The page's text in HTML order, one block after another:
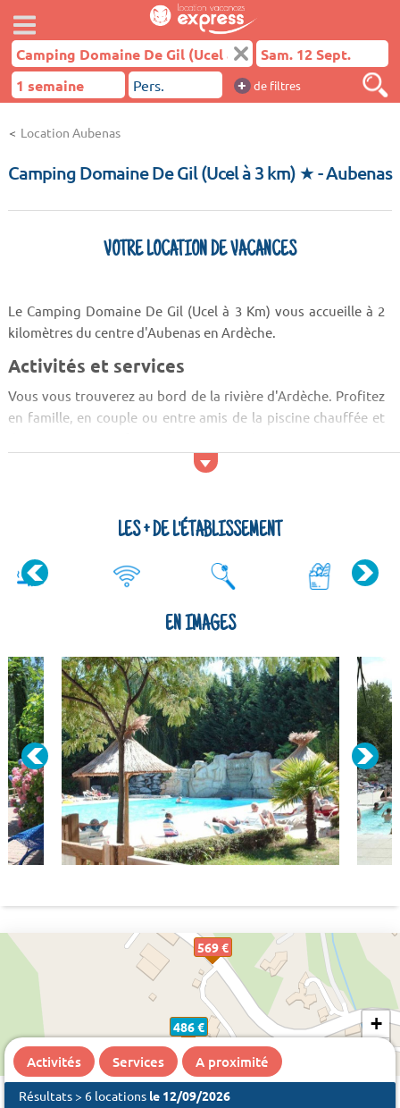
+ de filtres
Location Aubenas
Camping Domaine De Gil (Ucel à 3 km) ★- Aubenas
VOTRE LOCATION DE VACANCES
Le Camping Domaine De Gil (Ucel à 3 Km) vous accueille à 2
kilomètres du centre d'Aubenas en Ardèche.
Activités et services
Vous vous trouverez au bord de la rivière d'Ardèche. Profitez
en famille, en couple ou entre amis de la piscine chauffée et
trouverez des activités et loisirs pour tous les goûts et tous
LES + DE L'ÉTABLISSEMENT
EN IMAGES
486 €
569 €
+
Activités Services A proximité
Résultats > 6 locations le 12/09/2026